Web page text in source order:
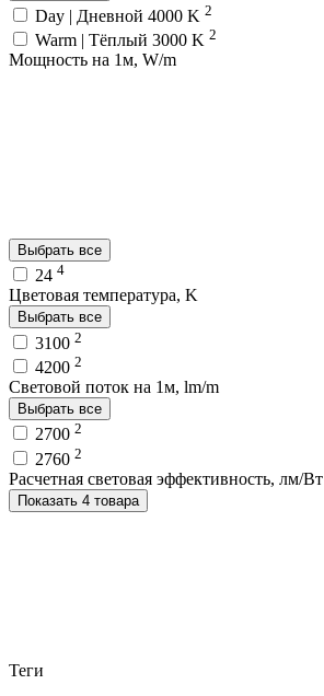
Day | Дневной 4000 K 2
Warm | Тёплый 3000 K 2
Мощность на 1м, W/m
Выбрать все
24 4
Цветовая температура, K
Выбрать все
3100 2
4200 2
Световой поток на 1м, lm/m
Выбрать все
2700 2
2760 2
Расчетная световая эффективность, лм/Вт
Показать 4 товара
Теги